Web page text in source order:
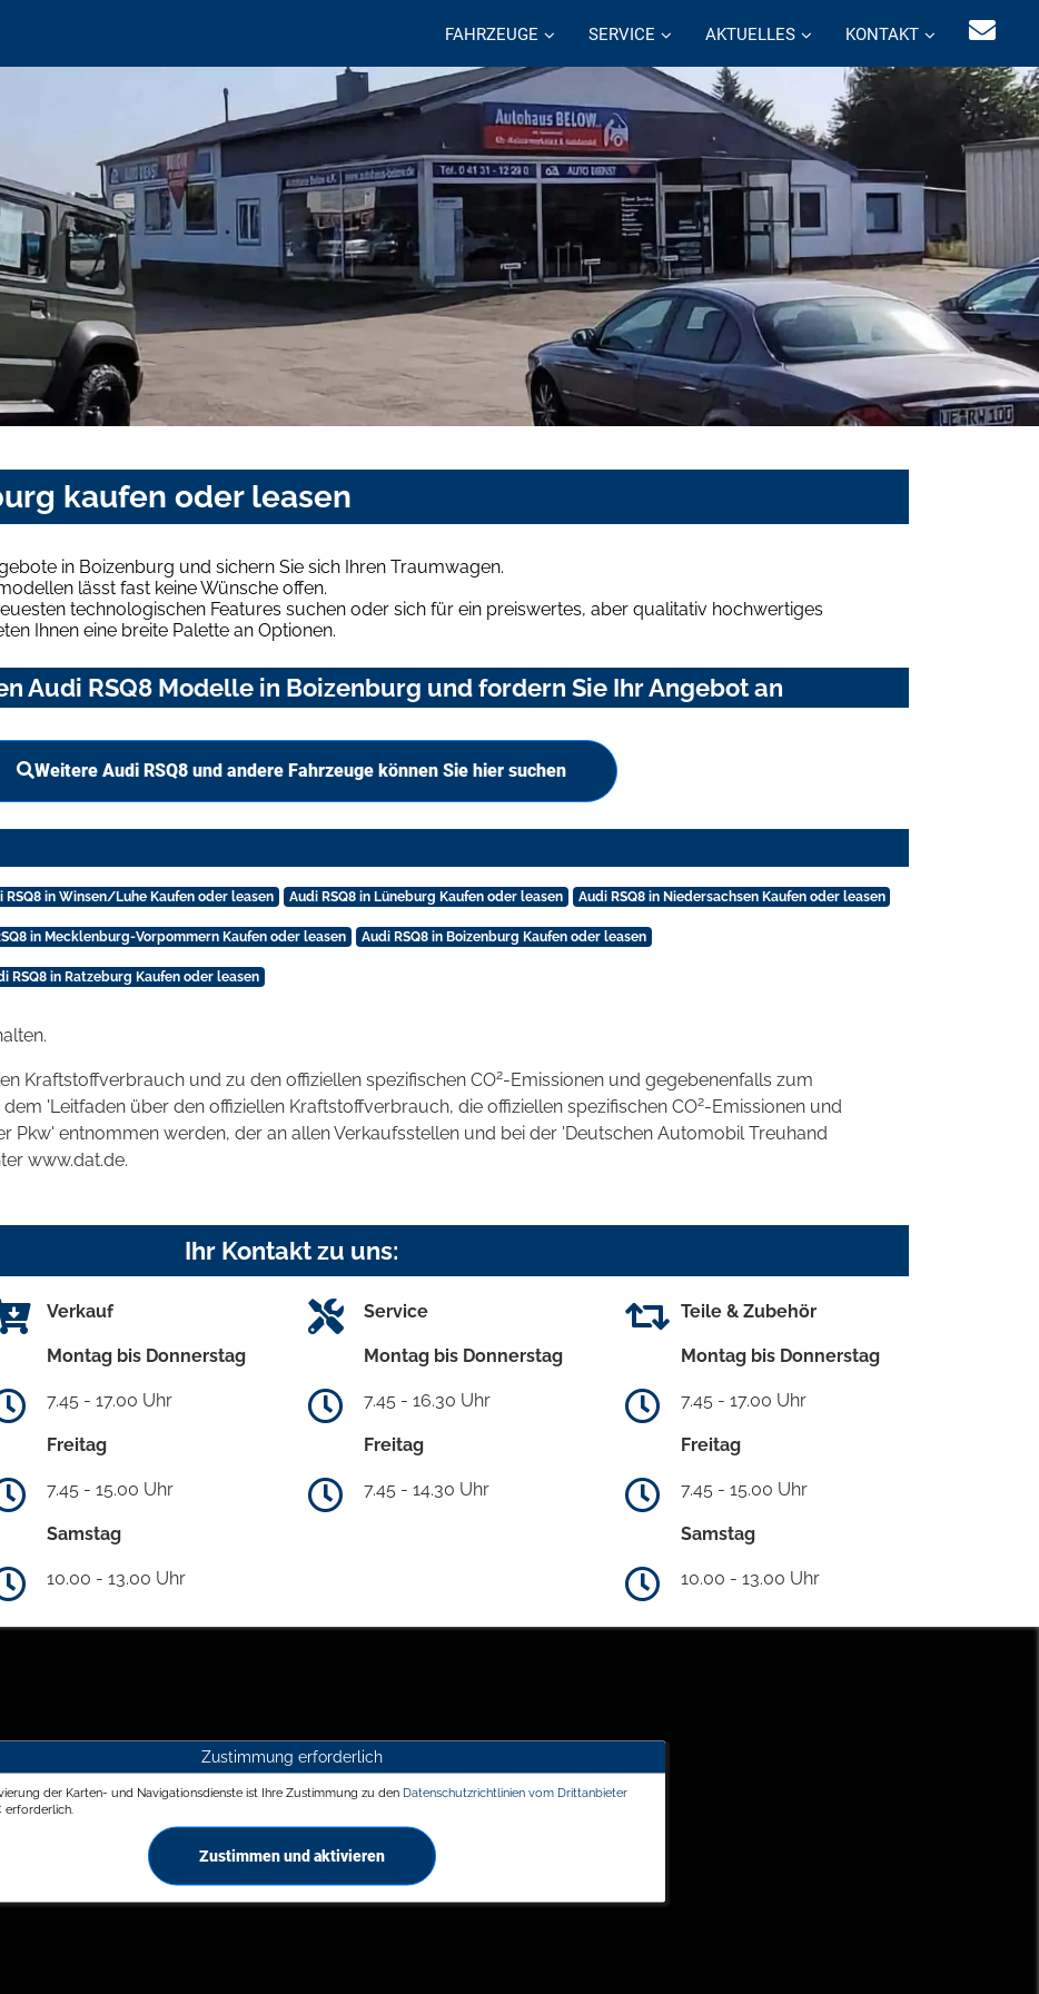
FAHRZEUGE SERVICE AKTUELLES KONTAKT
kaufen oder leasen
in Boizenburg und sichern Sie sich Ihren Traumwagen.
lässt fast keine Wünsche offen.
technologischen Features suchen oder sich für ein preiswertes, aber qualitativ hochwertiges
Ihnen eine breite Palette an Optionen.
Audi RSQ8 Modelle in Boizenburg und fordern Sie Ihr Angebot an
Weitere Audi RSQ8 und andere Fahrzeuge können Sie hier suchen
RSQ8 in Winsen/Luhe Kaufen oder leasen Audi RSQ8 in Lüneburg Kaufen oder leasen Audi RSQ8 in Niedersachsen Kaufen oder leasen
in Mecklenburg-Vorpommern Kaufen oder leasen Audi RSQ8 in Boizenburg Kaufen oder leasen
RSQ8 in Ratzeburg Kaufen oder leasen
Kraftstoffverbrauch und zu den offiziellen spezifischen CO2-Emissionen und gegebenenfalls zum
'Leitfaden über den offiziellen Kraftstoffverbrauch, die offiziellen spezifischen CO2-Emissionen und
Pkw' entnommen werden, der an allen Verkaufsstellen und bei der 'Deutschen Automobil Treuhand
www.dat.de.
Ihr Kontakt zu uns:
Verkauf
Montag bis Donnerstag
7.45 - 17.00 Uhr
Freitag
7.45 - 15.00 Uhr
Samstag
10.00 - 13.00 Uhr
Service
Montag bis Donnerstag
7.45 - 16.30 Uhr
Freitag
7.45 - 14.30 Uhr
Teile & Zubehör
Montag bis Donnerstag
7.45 - 17.00 Uhr
Freitag
7.45 - 15.00 Uhr
Samstag
10.00 - 13.00 Uhr
Zustimmung erforderlich
der Karten- und Navigationsdienste ist Ihre Zustimmung zu den Datenschutzrichtlinien vom Drittanbieter
erforderlich.
Zustimmen und aktivieren